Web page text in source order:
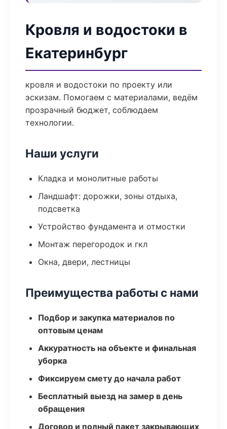
Кровля и водостоки в
Екатеринбург
кровля и водостоки по проекту или
эскизам. Помогаем с материалами, ведём
прозрачный бюджет, соблюдаем
технологии.
Наши услуги
Кладка и монолитные работы
Ландшафт: дорожки, зоны отдыха,
подсветка
Устройство фундамента и отмостки
Монтаж перегородок и гкл
Окна, двери, лестницы
Преимущества работы с нами
Подбор и закупка материалов по
оптовым ценам
Аккуратность на объекте и финальная
уборка
Фиксируем смету до начала работ
Бесплатный выезд на замер в день
обращения
Договор и полный пакет закрывающих